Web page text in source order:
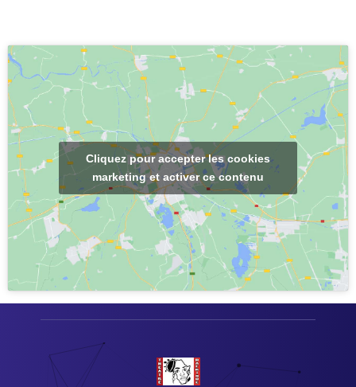
Cliquez pour accepter les cookies
marketing et activer ce contenu